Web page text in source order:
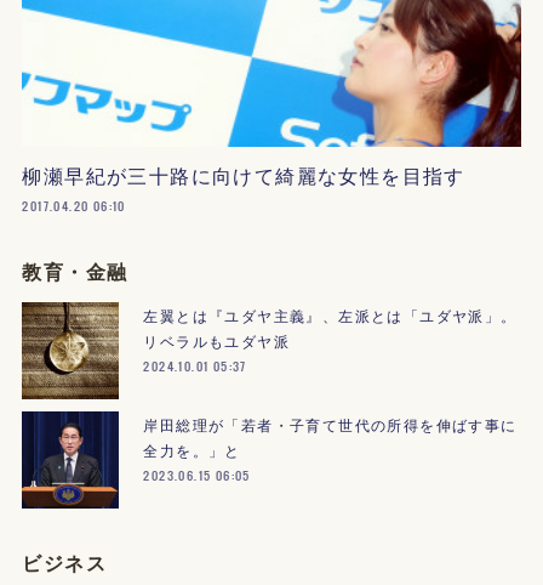
柳瀬早紀が三十路に向けて綺麗な女性を目指す
2017.04.20 06:10
教育・金融
左翼とは『ユダヤ主義』、左派とは「ユダヤ派」。
リベラルもユダヤ派
2024.10.01 05:37
岸田総理が「若者・子育て世代の所得を伸ばす事に
全力を。」と
2023.06.15 06:05
ビジネス